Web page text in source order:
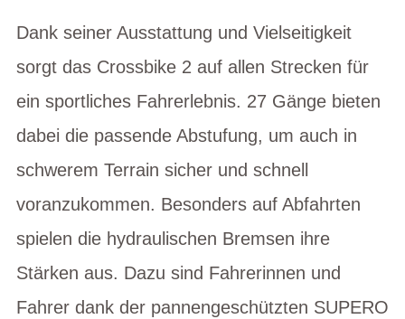
Dank seiner Ausstattung und Vielseitigkeit
sorgt das Crossbike 2 auf allen Strecken für
ein sportliches Fahrerlebnis. 27 Gänge bieten
dabei die passende Abstufung, um auch in
schwerem Terrain sicher und schnell
voranzukommen. Besonders auf Abfahrten
spielen die hydraulischen Bremsen ihre
Stärken aus. Dazu sind Fahrerinnen und
Fahrer dank der pannengeschützten SUPERO